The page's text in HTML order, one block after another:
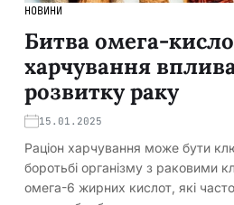
НОВИНИ
Битва омега-
харчування
розвитку раку
15.01.2025
Раціон харчування може бути
боротьбі організму з раковими
омега-6 жирних кислот, які